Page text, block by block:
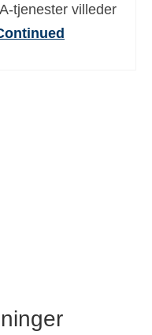
tjenester villeder